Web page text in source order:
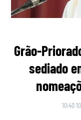
Grão-
sediado
10:40